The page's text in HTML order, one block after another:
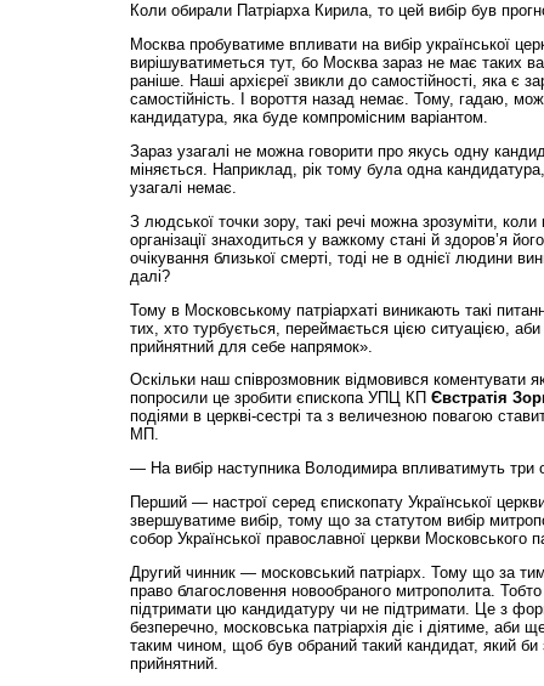
Коли обирали Патріарха Кирила, то цей вибір був
Москва пробуватиме впливати на вибір української
вирішуватиметься тут, бо Москва зараз не має таких
раніше. Наші архієреї звикли до самостійності, яка є
самостійність. І вороття назад немає. Тому, гадаю,
кандидатура, яка буде компромісним варіантом.
Зараз узагалі не можна говорити про якусь одну
міняється. Наприклад, рік тому була одна
узагалі немає.
З людської точки зору, такі речі можна зрозуміти, коли
організації знаходиться у важкому стані й здоров’я
очікування близької смерті, тоді не в однієї людини
далі?
Тому в Московському патріархаті виникають такі
тих, хто турбується, переймається цією ситуацією,
прийнятний для себе напрямок».
Оскільки наш співрозмовник відмовився коментувати
попросили це зробити єпископа УПЦ КП Євстратія
подіями в церкві-сестрі та з величезною повагою
МП.
— На вибір наступника Володимира впливатимуть три
Перший — настрої серед єпископату Української
звершуватиме вибір, тому що за статутом вибір
собор Української православної церкви Московського
Другий чинник — московський патріарх. Тому що за
право благословення новообраного митрополита.
підтримати цю кандидатуру чи не підтримати. Це з
безперечно, московська патріархія діє і діятиме, аби
таким чином, щоб був обраний такий кандидат, який би
прийнятний.